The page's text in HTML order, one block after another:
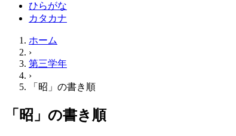
ひらがな
カタカナ
ホーム
›
第三学年
›
「昭」の書き順
「昭」の書き順